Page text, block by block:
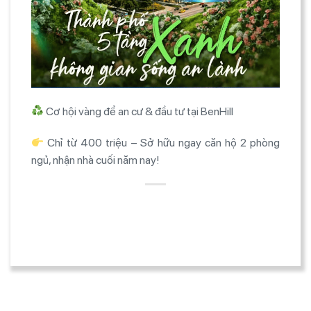
Cơ hội vàngđể an cư & đầu tư tạiBenHill
Chỉ từ 400 triệu – Sở hữu ngay căn hộ 2 phòng
ngủ, nhận nhà cuối năm nay!